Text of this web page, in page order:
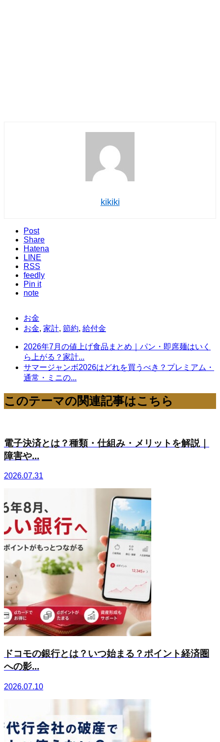
kikiki
Post
Share
Hatena
LINE
RSS
feedly
Pin it
note
お金
お金, 家計, 節約, 給付金
2026年7月の値上げ食品まとめ｜パン・即席麺はいく
ら上がる？家計...
サマージャンボ2026はどれを買うべき？プレミアム・
通常・ミニの...
このテーマの関連記事はこちら
電子決済とは？種類・仕組み・メリットを解説｜
障害や...
2026.07.31
ドコモの銀行とは？いつ始まる？ポイント経済圏
への影...
2026.07.10